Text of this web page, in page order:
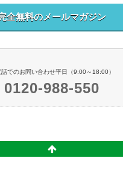
全無料のメールマガジン
話でのお問い合わせ平日（9:00～18:00）
0120-988-550